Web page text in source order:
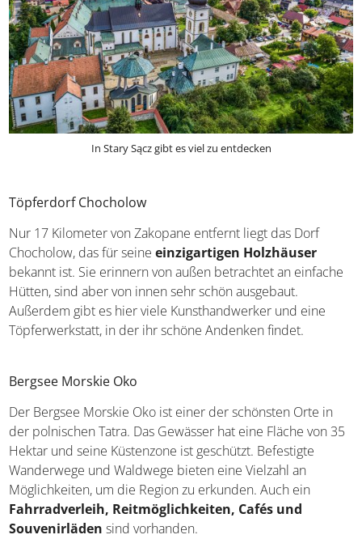
In Stary Sącz gibt es viel zu entdecken
Töpferdorf Chocholow
Nur 17 Kilometer von Zakopane entfernt liegt das Dorf
Chocholow, das für seineeinzigartigen Holzhäuser
bekannt ist. Sie erinnern von außen betrachtet an einfache
Hütten, sind aber von innen sehr schön ausgebaut.
Außerdem gibt es hier viele Kunsthandwerker und eine
Töpferwerkstatt, in der ihr schöne Andenken findet.
Bergsee Morskie Oko
Der Bergsee Morskie Oko ist einer der schönsten Orte in
der polnischen Tatra. Das Gewässer hat eine Fläche von 35
Hektar und seine Küstenzone ist geschützt. Befestigte
Wanderwege und Waldwege bieten eine Vielzahl an
Möglichkeiten, um die Region zu erkunden. Auch ein
Fahrradverleih, Reitmöglichkeiten, Cafés und
Souvenirläden sind vorhanden.